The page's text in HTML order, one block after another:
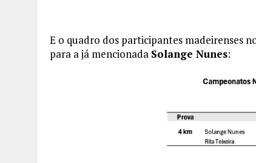
E o quadro dos participantes madeirenses
para a já mencionada Solange Nunes: